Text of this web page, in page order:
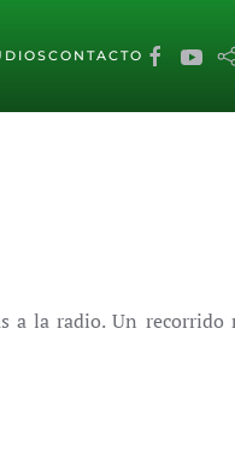
CONTACTO
a la radio. Un